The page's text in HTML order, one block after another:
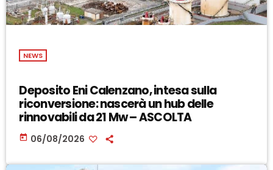
NEWS
Deposito Eni Calenzano, intesa sulla
riconversione: nascerà un hub delle
rinnovabili da 21 Mw – ASCOLTA
today 06/08/2026